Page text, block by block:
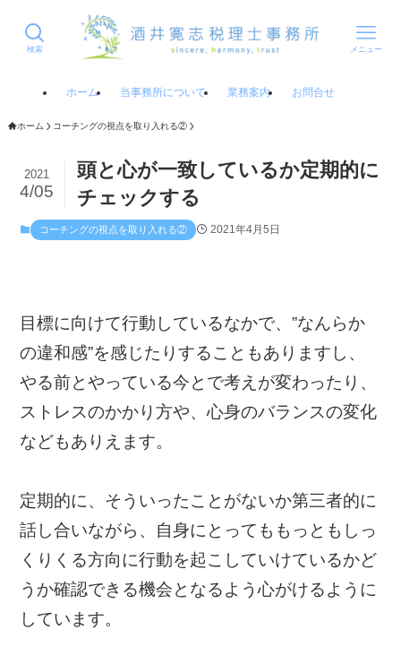
検索 メニュー
ホーム 当事務所について 業務案内 お問合せ
ホーム コーチングの視点を取り入れる②
頭と心が一致しているか定期的に
チェックする
2021
4/05
コーチングの視点を取り入れる② 2021年4月5日
目標に向けて行動しているなかで、”なんらか
の違和感”を感じたりすることもありますし、
やる前とやっている今とで考えが変わったり、
ストレスのかかり方や、心身のバランスの変化
などもありえます。
定期的に、そういったことがないか第三者的に
話し合いながら、自身にとってももっともしっ
くりくる方向に行動を起こしていけているかど
うか確認できる機会となるよう心がけるように
しています。